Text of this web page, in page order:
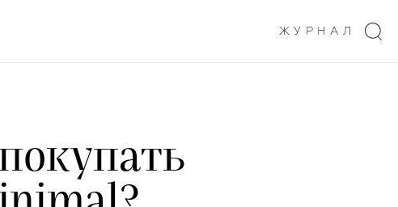
ЖУРНАЛ